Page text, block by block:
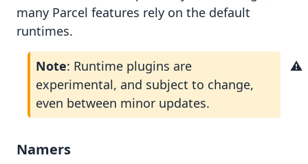
many Parcel features rely on the default
runtimes.
Note: Runtime plugins are
experimental, and subject to change,
even between minor updates.
Namers